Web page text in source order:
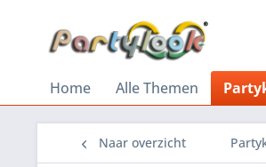
Home Alle Themen
Naar overzicht